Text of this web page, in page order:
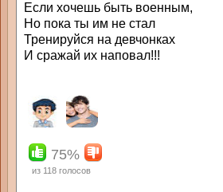
Если хочешь быть военным,
Но пока ты им не стал
Тренируйся на девчонках
И сражай их наповал!!!
75%
из 118 голосов